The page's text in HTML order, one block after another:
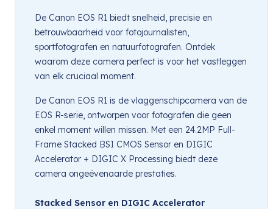
De Canon EOS R1 biedt snelheid, precisie en
betrouwbaarheid voor fotojournalisten,
sportfotografen en natuurfotografen. Ontdek
waarom deze camera perfect is voor het vastleggen
van elk cruciaal moment.
De Canon EOS R1 is de vlaggenschipcamera van de
EOS R-serie, ontworpen voor fotografen die geen
enkel moment willen missen. Met een 24.2MP Full-
Frame Stacked BSI CMOS Sensor en DIGIC
Accelerator + DIGIC X Processing biedt deze
camera ongeëvenaarde prestaties.
Stacked Sensor en DIGIC Accelerator